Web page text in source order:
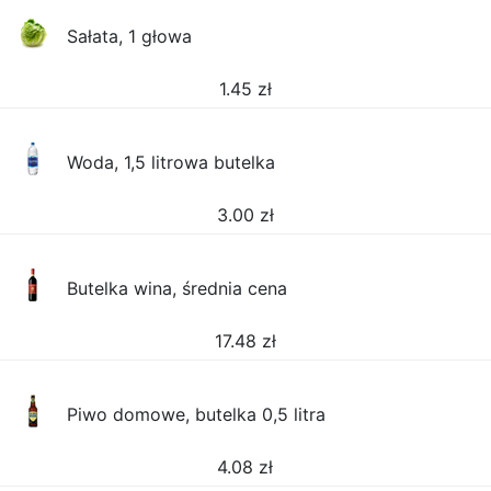
Sałata, 1 głowa
1.45 zł
Woda, 1,5 litrowa butelka
3.00 zł
Butelka wina, średnia cena
17.48 zł
Piwo domowe, butelka 0,5 litra
4.08 zł